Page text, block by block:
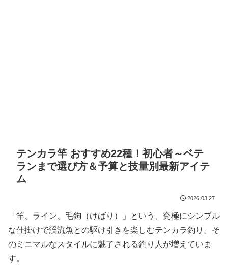
テンカラ竿 おすすめ22種！初心者～ベテ
ランまで選び方＆予算と技量別最新アイテ
ム
2026.03.27
「竿、ライン、毛鉤（けばり）」という、究極にシンプル
な仕掛けで渓流魚との駆け引きを楽しむテンカラ釣り。そ
のミニマルなスタイルに魅了される釣り人が増えていま
す。